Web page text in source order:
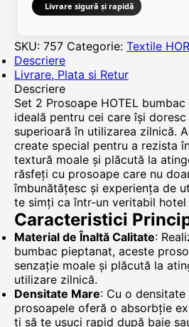
Livrare sigură și rapidă
SKU: 757 Categorie: Textile
Descriere
Livrare, Plata si Retur
Descriere
Set 2 Prosoape HOTEL
ideală pentru cei care își
superioară în utilizarea zilnică.
create special pentru a rezista
textură moale și plăcută la
răsfeți cu prosoape care nu
îmbunătățesc și experiența de
te simți ca într-un veritabil hotel
Caracteristici
Material de Înaltă Calitate:
bumbac pieptanat, aceste
senzație moale și plăcută la
utilizare zilnică.
Densitate Mare: Cu o
prosoapele oferă o absorbție
ți să te usuci rapid după baie